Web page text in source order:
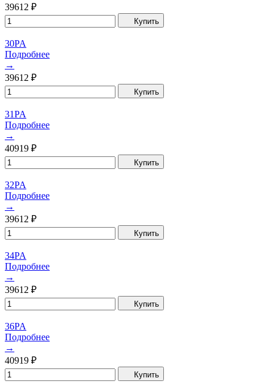
39612 ₽
Купить
30PA
Подробнее
→
39612 ₽
Купить
31PA
Подробнее
→
40919 ₽
Купить
32PA
Подробнее
→
39612 ₽
Купить
34PA
Подробнее
→
39612 ₽
Купить
36PA
Подробнее
→
40919 ₽
Купить